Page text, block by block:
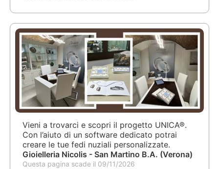
Vieni a trovarci e scopri il progetto UNICA®.
Con l’aiuto di un software dedicato potrai
creare le tue fedi nuziali personalizzate.
Gioielleria Nicolis - San Martino B.A. (Verona)
Questa pagina scade il 09/11/2026